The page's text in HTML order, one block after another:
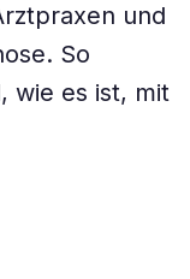
und
So
wie es ist, mit